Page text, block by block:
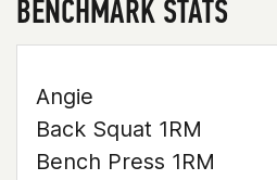
BENCHMARK STATS
Angie
Back Squat 1RM
Bench Press 1RM